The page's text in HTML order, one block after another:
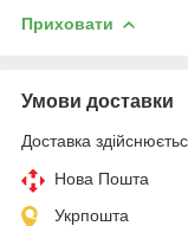
Приховати
Умови доставки
Доставка
Нова Пошта
Укрпошта